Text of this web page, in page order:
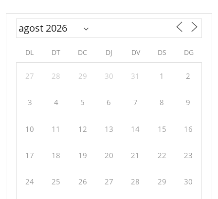
DL DT DC DJ DV DS DG
27 28 29 30 31 1 2
3 4 5 6 7 8 9
10 11 12 13 14 15 16
17 18 19 20 21 22 23
24 25 26 27 28 29 30